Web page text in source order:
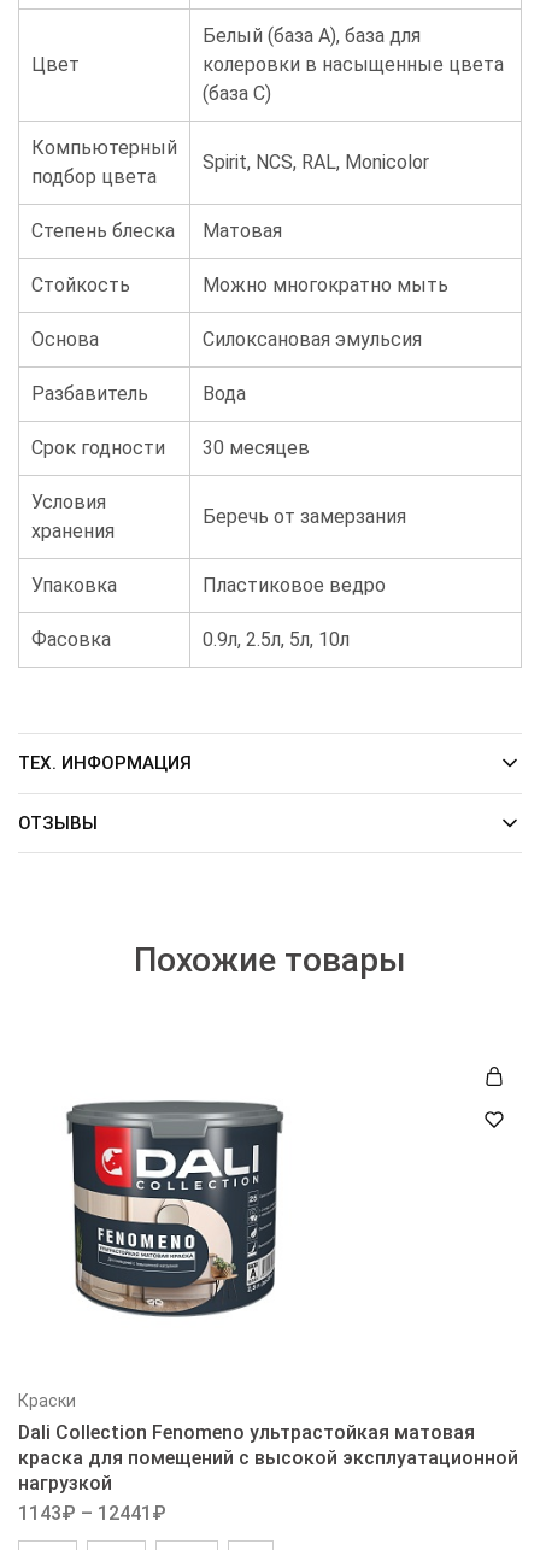
Цвет
Белый (база А), база для
колеровки в насыщенные цвета
(база С)
Компьютерный
подбор цвета
Spirit, NCS, RAL, Monicolor
Степень блеска Матовая
Стойкость Можно многократно мыть
Основа Силоксановая эмульсия
Разбавитель Вода
Срок годности 30 месяцев
Условия
хранения
Беречь от замерзания
Упаковка Пластиковое ведро
Фасовка 0.9л, 2.5л, 5л, 10л
ТЕХ. ИНФОРМАЦИЯ
ОТЗЫВЫ
Похожие товары
Краски
Dali Collection Fenomeno ультрастойкая матовая
краска для помещений с высокой эксплуатационной
нагрузкой
1143₽ – 12441 ₽